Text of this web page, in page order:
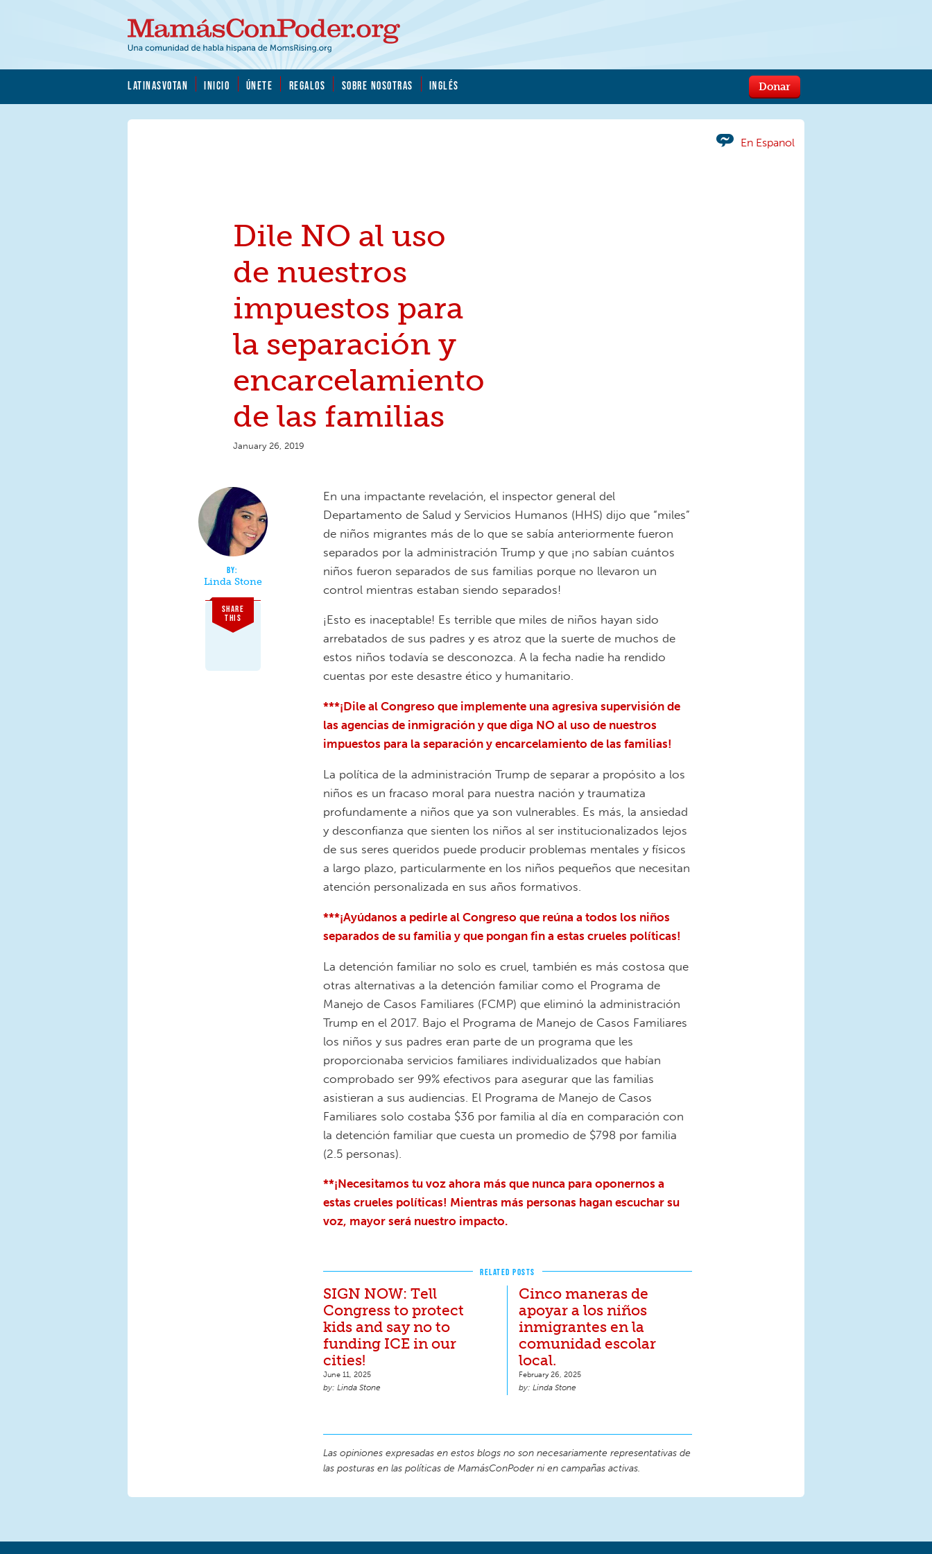
MamásConPoder.org
LATINASVOTAN INICIO ÚNETE REGALOS SOBRE NOSOTRAS INGLÉS Donar
En Espanol
Dile NO al uso
de nuestros
impuestos para
la separación y
encarcelamiento
de las familias
January 26, 2019
Linda Stone
SHARE
THIS
En una impactante revelación, el inspector general del
Departamento de Salud y Servicios Humanos (HHS) dijo que “miles”
de niños migrantes más de lo que se sabía anteriormente fueron
separados por la administración Trump y que ¡no sabían cuántos
niños fueron separados de sus familias porque no llevaron un
control mientras estaban siendo separados!
¡Esto es inaceptable! Es terrible que miles de niños hayan sido
arrebatados de sus padres y es atroz que la suerte de muchos de
estos niños todavía se desconozca. A la fecha nadie ha rendido
cuentas por este desastre ético y humanitario.
***¡Dile al Congreso que implemente una agresiva supervisión de
las agencias de inmigración y que diga NO al uso de nuestros
impuestos para la separación y encarcelamiento de las familias!
La política de la administración Trump de separar a propósito a los
niños es un fracaso moral para nuestra nación y traumatiza
profundamente a niños que ya son vulnerables. Es más, la ansiedad
y desconfianza que sienten los niños al ser institucionalizados lejos
de sus seres queridos puede producir problemas mentales y físicos
a largo plazo, particularmente en los niños pequeños que necesitan
atención personalizada en sus años formativos.
***¡Ayúdanos a pedirle al Congreso que reúna a todos los niños
separados de su familia y que pongan fin a estas crueles políticas!
La detención familiar no solo es cruel, también es más costosa que
otras alternativas a la detención familiar como el Programa de
Manejo de Casos Familiares (FCMP) que eliminó la administración
Trump en el 2017. Bajo el Programa de Manejo de Casos Familiares
los niños y sus padres eran parte de un programa que les
proporcionaba servicios familiares individualizados que habían
comprobado ser 99% efectivos para asegurar que las familias
asistieran a sus audiencias. El Programa de Manejo de Casos
Familiares solo costaba $36 por familia al día en comparación con
la detención familiar que cuesta un promedio de $798 por familia
(2.5 personas).
**¡Necesitamos tu voz ahora más que nunca para oponernos a
estas crueles políticas! Mientras más personas hagan escuchar su
voz, mayor será nuestro impacto.
RELATED POSTS
SIGN NOW: Tell
Congress to protect
kids and say no to
funding ICE in our
cities!
June 11, 2025
Linda Stone
Cinco maneras de
apoyar a los niños
inmigrantes en la
comunidad escolar
local.
February 26, 2025
Linda Stone
Las opiniones expresadas en estos blogs no son necesariamente representativas de
las posturas en las políticas de MamásConPoder ni en campañas activas.